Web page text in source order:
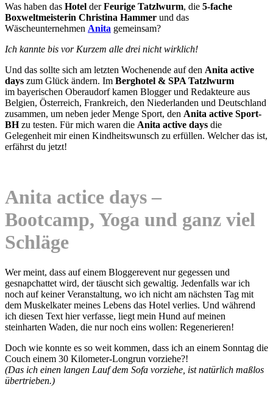
Was haben das Hotel derFeurige Tatzlwurm, die 5-fache
Boxweltmeisterin Christina Hammer und das
Wäscheunternehmen Anita gemeinsam?
Ich kannte bis vor Kurzem alle drei nicht wirklich!
Und das sollte sich am letzten Wochenende auf den Anita active
days zum Glück ändern. Im Berghotel & SPA Tatzlwurm
im bayerischen Oberaudorf kamen Blogger und Redakteure aus
Belgien, Österreich, Frankreich, den Niederlanden und Deutschland
zusammen, um neben jeder Menge Sport, den Anita active Sport-
BHzu testen. Für mich waren die Anita active days die
Gelegenheit mir einen Kindheitswunsch zu erfüllen. Welcher das ist,
erfährst du jetzt!
Anita actice days –
Bootcamp, Yoga und ganz viel
Schläge
Wer meint, dass auf einem Bloggerevent nur gegessen und
gesnapchattet wird, der täuscht sich gewaltig. Jedenfalls war ich
noch auf keiner Veranstaltung, wo ich nicht am nächsten Tag mit
dem Muskelkater meines Lebens das Hotel verlies. Und während
ich diesen Text hier verfasse, liegt mein Hund auf meinen
steinharten Waden, die nur noch eins wollen: Regenerieren!
Doch wie konnte es so weit kommen, dass ich an einem Sonntag die
Couch einem 30 Kilometer-Longrun vorziehe?!
(Das ich einen langen Lauf dem Sofa vorziehe, ist natürlich maßlos
übertrieben.)